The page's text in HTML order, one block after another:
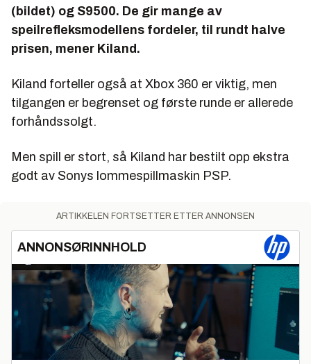
(bildet) og S9500. De gir mange av
speilrefleksmodellens fordeler, til rundt halve
prisen, mener Kiland.
Kiland forteller også at Xbox 360 er viktig, men
tilgangen er begrenset og første runde er allerede
forhåndssolgt.
Men spill er stort, så Kiland har bestilt opp ekstra
godt av Sonys lommespillmaskin PSP.
ARTIKKELEN FORTSETTER ETTER ANNONSEN
ANNONSØRINNHOLD